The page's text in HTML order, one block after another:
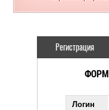
Регистрация
Логин